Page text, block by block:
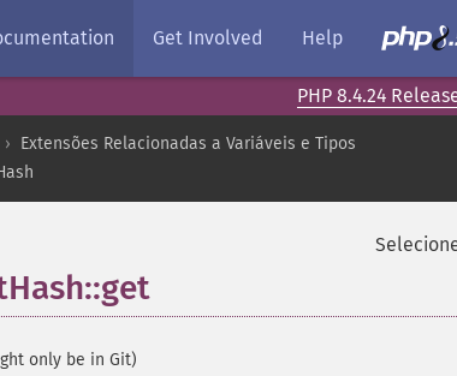
Get Involved Help
PHP 8.4.24
Extensões Relacionadas a Variáveis e Tipos
only be in Git)